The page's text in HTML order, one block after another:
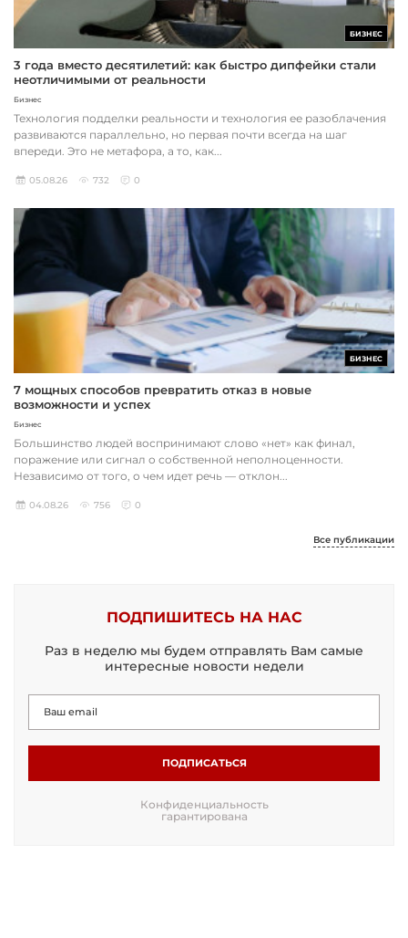
БИЗНЕС
3 года вместо десятилетий: как быстро дипфейки стали
неотличимыми от реальности
Бизнес
Технология подделки реальности и технология ее разоблачения
развиваются параллельно, но первая почти всегда на шаг
впереди. Это не метафора, а то, как...
05.08.26 732 0
БИЗНЕС
7 мощных способов превратить отказ в новые
возможности и успех
Бизнес
Большинство людей воспринимают слово «нет» как финал,
поражение или сигнал о собственной неполноценности.
Независимо от того, о чем идет речь — отклон...
04.08.26 756 0
Все публикации
ПОДПИШИТЕСЬ НА НАС
Раз в неделю мы будем отправлять Вам самые
интересные новости недели
ПОДПИСАТЬСЯ
Конфиденциальность
гарантирована